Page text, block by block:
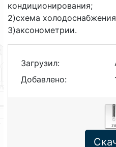
кондиционирования;
2)схема
3)аксонометрии.
Загрузил:
Добавлено: